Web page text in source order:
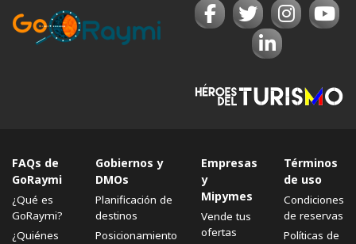
FAQs de
GoRaymi
¿Qué es
GoRaymi?
¿Quiénes
Gobiernos y
DMOs
Planificación de
destinos
Posicionamiento
Empresas
y
Mipymes
Vende tus
ofertas
Términos
de uso
Condiciones
de reservas
Políticas de